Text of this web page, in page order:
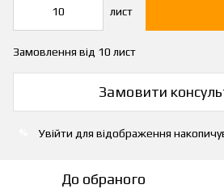
лист
Замовлення від 10 лист
Замовити
Увійти для відображення
До обраного